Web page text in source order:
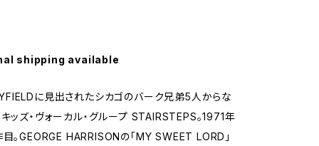
shipping available
に見出されたシカゴのバーク兄弟5人からな
キッズ・ヴォーカル・グループ STAIRSTEPS。1971年
目。GEORGE HARRISONの「MY SWEET LORD」